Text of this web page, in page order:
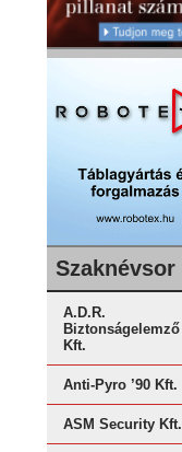
Szaknévsor
A.D.R.
Biztonságelemző
Kft.
Anti-Pyro ’90 Kft.
ASM Security Kft.